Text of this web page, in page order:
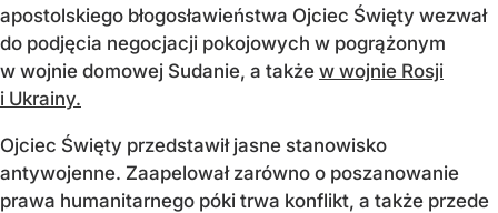
apostolskiego błogosławieństwa Ojciec Święty wezwał
do podjęcia negocjacji pokojowych w pogrążonym
w wojnie domowej Sudanie, a także w wojnie Rosji
i Ukrainy.
Ojciec Święty przedstawił jasne stanowisko
antywojenne. Zaapelował zarówno o poszanowanie
prawa humanitarnego póki trwa konflikt, a także przede